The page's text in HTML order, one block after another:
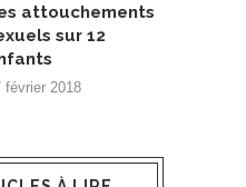
attouchements
sur 12
février 2018